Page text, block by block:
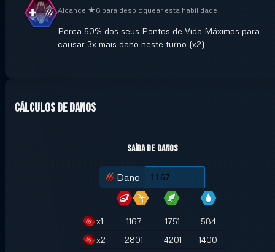
Alcance ★6 para desbloquear esta habilidade
Perca 50% dos seus Pontos de Vida Máximos para
causar 3x mais dano neste turno (x2)
Cálculos de danos
Saída de danos
Dano
x1 1167 1751
584
x2 2801 4201
1400